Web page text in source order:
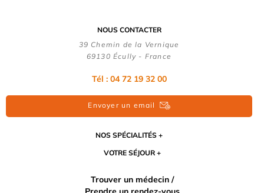
NOUS CONTACTER
39 Chemin de la Vernique
69130 Écully - France
Tél : 04 72 19 32 00
Envoyer un email
NOS SPÉCIALITÉS
VOTRE SÉJOUR
Trouver un médecin /